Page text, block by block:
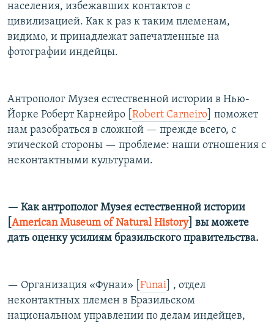
населения, избежавших контактов с
цивилизацией. Как к раз к таким племенам,
видимо, и принадлежат запечатленные на
фотографии индейцы.
Антрополог Музея естественной истории в Нью-
Йорке Роберт Карнейро [ Robert Carneiro ] поможет
нам разобраться в сложной — прежде всего, с
этической стороны — проблеме: наши отношения с
неконтактными культурами.
— Как антрополог Музея естественной истории
American Museum of Natural History] вы можете
дать оценку усилиям бразильского правительства.
— Организация «Фунаи» [ Funai ] , отдел
неконтактных племен в Бразильском
национальном управлении по делам индейцев,